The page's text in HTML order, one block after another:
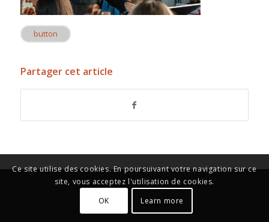
button
Partager cet article
Ce site utilise des cookies. En poursuivant votre navigation sur ce
site, vous acceptez l'utilisation de cookies.
OK
Learn more